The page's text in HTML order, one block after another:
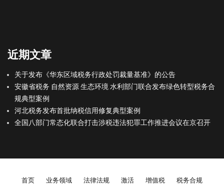
近期文章
关于发布《华东区域税务行政处罚裁量基准》的公告
安徽省税务 自然资源 生态环境 水利部门联合发布绿色转型税务合
规典型案例
河北税务发布首批纳税信用修复典型案例
全国八部门常态化联合打击涉税违法犯罪工作推进会议在京召开
Footer menu
首页 业务领域 法律法规 激活 增值税 税务合规